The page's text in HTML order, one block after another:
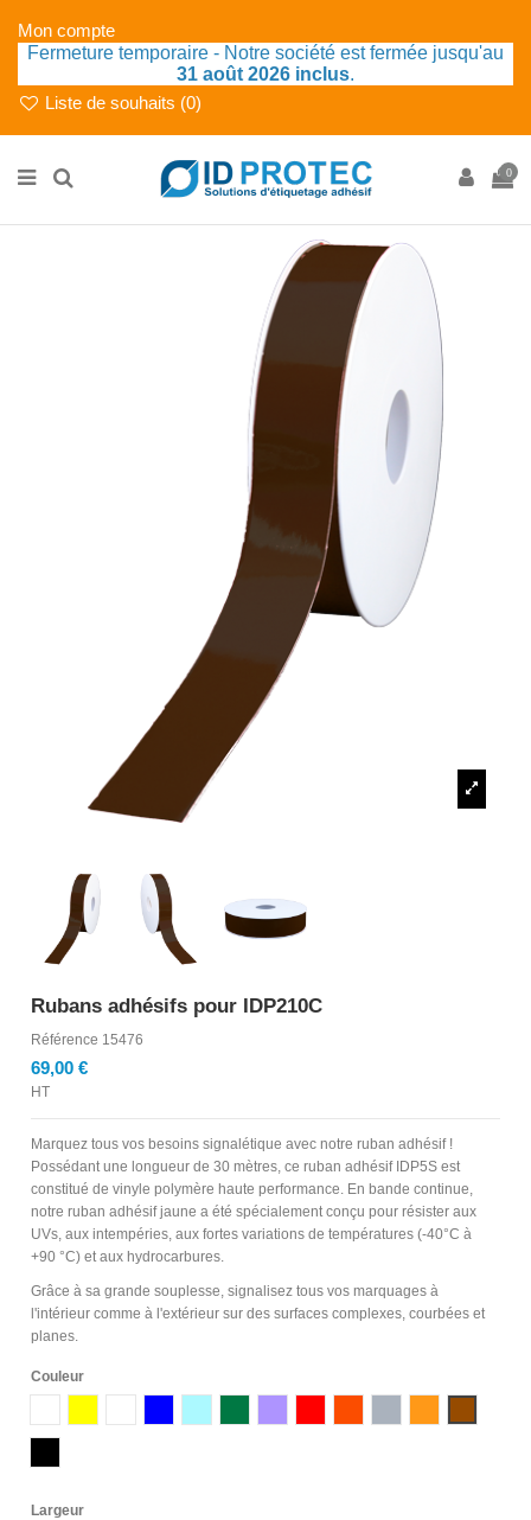
Mon compte
Fermeture temporaire - Notre société est fermée jusqu'au
31 août 2026 inclus.
Liste de souhaits (0)
0
Rubans adhésifs pour IDP210C
Référence 15476
69,00 €
HT
Marquez tous vos besoins signalétique avec notre ruban adhésif !
Possédant une longueur de 30 mètres, ce ruban adhésif IDP5S est
constitué de vinyle polymère haute performance. En bande continue,
notre ruban adhésif jaune a été spécialement conçu pour résister aux
UVs, aux intempéries, aux fortes variations de températures (-40°C à
+90 °C) et aux hydrocarbures.
Grâce à sa grande souplesse, signalisez tous vos marquages à
l'intérieur comme à l'extérieur sur des surfaces complexes, courbées et
planes.
Couleur
Largeur
Ne pas montrer de nouveau.